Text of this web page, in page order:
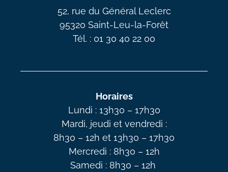
52, rue du Général Leclerc
95320 Saint-Leu-la-Forêt
Tél. : 01 30 40 22 00
Horaires
Lundi : 13h30 – 17h30
Mardi, jeudi et vendredi :
8h30 – 12h et 13h30 – 17h30
Mercredi : 8h30 – 12h
Samedi : 8h30 – 12h